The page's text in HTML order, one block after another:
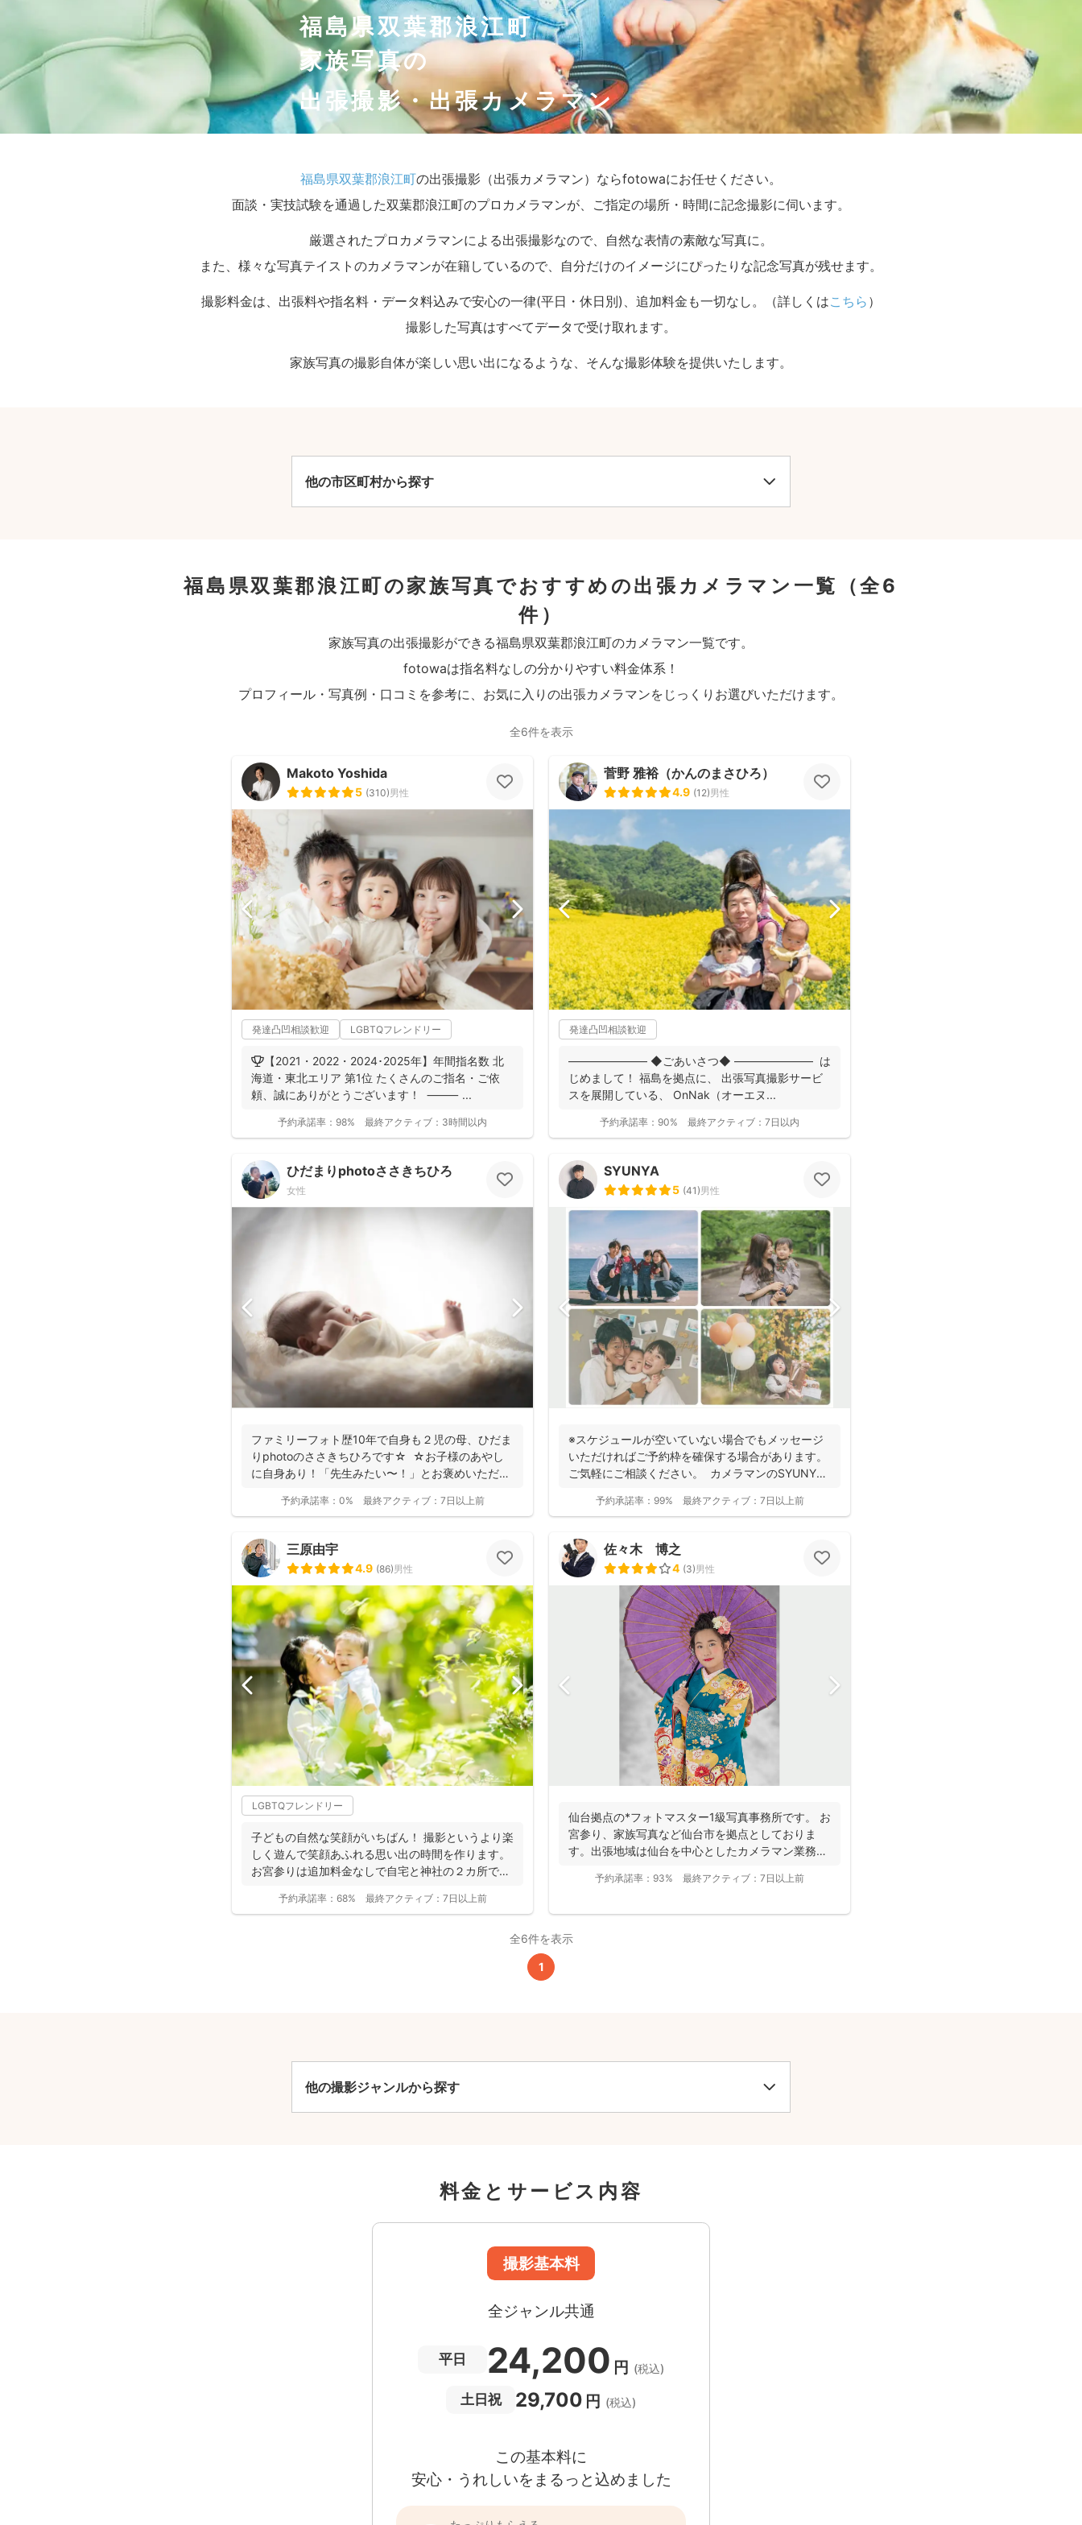
福島県双葉郡浪江町
家族写真の
出張撮影・出張カメラマン
福島県双葉郡浪江町の出張撮影（出張カメラマン）ならfotowaにお任せください。
面談・実技試験を通過した双葉郡浪江町のプロカメラマンが、ご指定の場所・時間に記念撮影に伺います。
厳選されたプロカメラマンによる出張撮影なので、自然な表情の素敵な写真に。
また、様々な写真テイストのカメラマンが在籍しているので、自分だけのイメージにぴったりな記念写真が残せます。
撮影料金は、出張料や指名料・データ料込みで安心の一律(平日・休日別)、追加料金も一切なし。（詳しくはこちら ）
撮影した写真はすべてデータで受け取れます。
家族写真の撮影自体が楽しい思い出になるような、そんな撮影体験を提供いたします。
他の市区町村から探す
福島県双葉郡浪江町の家族写真でおすすめの出張カメラマン一覧
（全6
件）
家族写真の出張撮影ができる福島県双葉郡浪江町のカメラマン一覧です。
fotowaは指名料なしの分かりやすい料金体系！
プロフィール・写真例・口コミを参考に、お気に入りの出張カメラマンをじっくりお選びいただけます。
全6件を表示
Makoto Yoshida
5 (310)男性
発達凸凹相談歓迎 LGBTQフレンドリー
🏆【2021・2022・2024･2025年】年間指名数 北
海道・東北エリア 第1位 たくさんのご指名・ご依
頼、誠にありがとうございます！ ⸻ ...
予約承諾率： 98% 最終アクティブ： 3時間以内
菅野 雅裕（かんのまさひろ）
4.9 (12)男性
発達凸凹相談歓迎
――――――― ◆ごあいさつ◆ ――――――― は
じめまして！ 福島を拠点に、 出張写真撮影サービ
スを展開している、 OnNak（オーエヌ...
予約承諾率： 90% 最終アクティブ： 7日以内
ひだまりphotoささきちひろ
女性
ファミリーフォト歴10年で自身も２児の母、ひだま
りphotoのささきちひろです☆ ☆お子様のあやし
に自身あり！「先生みたい〜！」とお褒めいただく
予約承諾率： 0% 最終アクティブ： 7日以上前
SYUNYA
5 (41)男性
※スケジュールが空いていない場合でもメッセージ
いただければご予約枠を確保する場合があります。
ご気軽にご相談ください。 カメラマンのSYUNYA
予約承諾率： 99% 最終アクティブ： 7日以上前
三原由宇
4.9 (86)男性
LGBTQフレンドリー
子どもの自然な笑顔がいちばん！ 撮影というより楽
しく遊んで笑顔あふれる思い出の時間を作ります。
お宮参りは追加料金なしで自宅と神社の２カ所で撮
予約承諾率： 68% 最終アクティブ： 7日以上前
佐々木 博之
4 (3)男性
仙台拠点の*フォトマスター1級写真事務所です。 お
宮参り、家族写真など仙台市を拠点としておりま
す。出張地域は仙台を中心としたカメラマン業務を
予約承諾率： 93% 最終アクティブ： 7日以上前
全6件を表示
1
他の撮影ジャンルから探す
料金とサービス内容
全ジャンル共通
平日 24,200円 (税込)
(税込)
写真データ75枚~
60分間(目安)撮影
日時変更料が無料
ーでは遠方出張料（+3,000円）が発生する場合が
あります。撮影日時・場所・フォトグラファーが
該当する場合、申込みフォームでお知らせしま